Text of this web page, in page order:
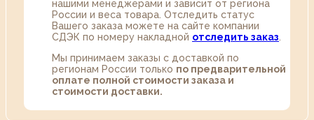
нашими менеджерами и зависит от региона
России и веса товара. Отследить статус
Вашего заказа можете на сайте компании
СДЭК по номеру накладной отследить заказ
Мы принимаем заказы с доставкой по
регионам России только по предварительной
оплате полной стоимости заказа и
стоимости доставки.